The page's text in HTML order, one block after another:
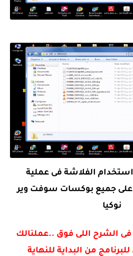
استخدام الفلاشة فى عملية
على جميع بوكسات سوفت وير
نوكيا
الشرح اللى فوق ..عملنالك
من البداية للنهاية